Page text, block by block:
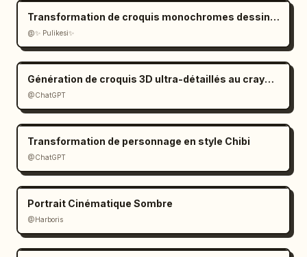
Transformation de croquis monochromes dessinés à la main
@✨ Pulikesi✨
Génération de croquis 3D ultra-détaillés au crayon graphite
@ChatGPT
Transformation de personnage en style Chibi
@ChatGPT
Portrait Cinématique Sombre
@Harboris